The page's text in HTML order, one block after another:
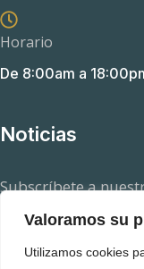
Valoramos su
Utilizamos cookies
Horario
De 8:00am a
Noticias
Subscríbete a
aquellas